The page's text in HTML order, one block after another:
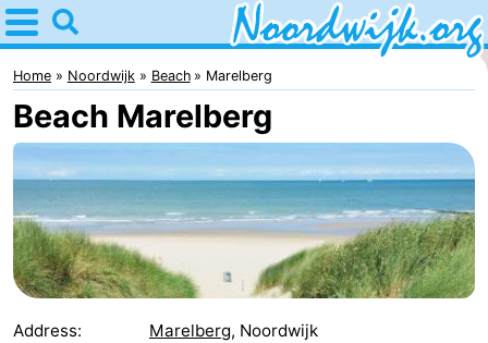
Home
Noordwijk
Tips
For
kids
Spend
the
Apartments
Home Noordwijk Beach Marelberg
Beach Marelberg
Address: Marelberg, Noordwijk